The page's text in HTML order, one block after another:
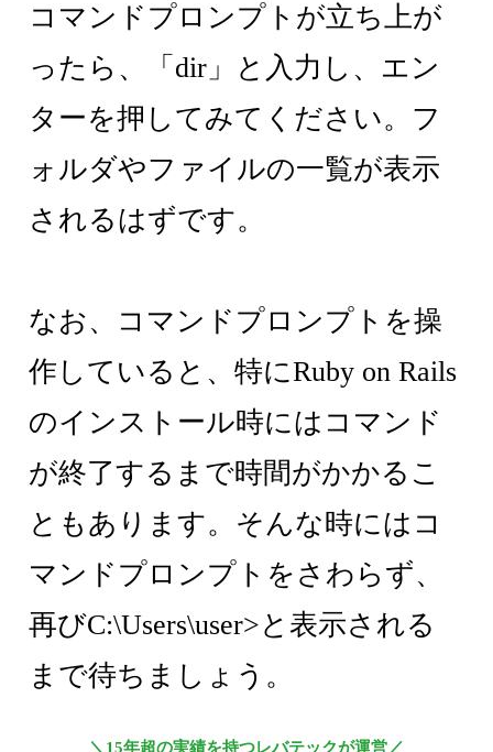
コマンドプロンプトが立ち上が
ったら、「dir」と入力し、エン
ターを押してみてください。フ
ォルダやファイルの一覧が表示
されるはずです。
なお、コマンドプロンプトを操
作していると、特にRuby on Rails
のインストール時にはコマンド
が終了するまで時間がかかるこ
ともあります。そんな時にはコ
マンドプロンプトをさわらず、
再びC:\Users\user>と表示される
まで待ちましょう。
＼15年超の実績を持つレバテックが運営／